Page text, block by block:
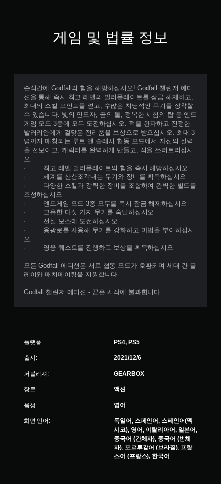
게임 및 법률 정보
순식간에 Godfall의 힘을 해방하십시오! Godfall 챌린저 에디
션을 통해 즉시 최고 레벨의 발러플레이트를 잠금 해제하고,
최대의 스킬 포인트를 얻고, 수많은 치명적인 무기를 장착할
수 있습니다. 빛의 인도자, 꿈의 돌, 정복한 시험의 탑 등 엔드
게임 모드 3종에 모두 도전하십시오. 적을 완파하고 진정한
발러리안에게 걸맞은 전리품을 보상으로 받으십시오. 최대 3
명까지 매칭되는 루트 앤 슬래시 협동 모드에서 자신의 실력
을 선보이고, 캐릭터를 완벽하게 만들고, 적을 쓰러트리십시
오.
· 최고 레벨 발러플레이트의 힘을 즉시 해방하십시오
· 세계를 산산조각내는 무기와 장비를 획득하십시오
· 다양한 스킬과 강력한 장비를 조합하여 완벽한 빌드를
조성하십시오
· 엔드게임 모드 3종 모두를 즉시 잠금 해제하십시오
· 고유한 다섯 가지 무기를 숙달하십시오
· 전설 보스에 도전하십시오
· 용광로를 사용해 무기를 강화하고 마법을 부여하십시
오
· 영웅 퀘스트를 진행하고 보상을 획득하십시오
모든 Godfall 에디션은 서로 협동 모드가 호환되며 세대 간 플
레이와 매치메이킹을 지원합니다
Godfall 챌린저 에디션 - 끝은 시작에 불과합니다
플랫폼: PS4, PS5
출시: 2021/12/6
퍼블리셔: GEARBOX
장르: 액션
음성: 영어
화면 언어:
독일어, 스페인어, 스페인어(멕
시코), 영어, 이탈리아어, 일본어,
중국어 (간체자), 중국어 (번체
자), 포르투갈어 (브라질), 프랑
스어 (프랑스), 한국어